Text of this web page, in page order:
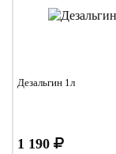
Дезальгин 1л
1 190